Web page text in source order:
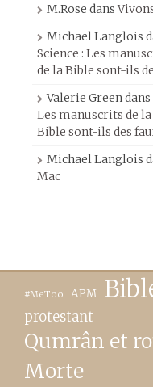
M.Rose dans
Michael Langlois
Science : Les
de la Bible sont-ils
Valerie Greendans
Les manuscrits de
Bible sont-ils des
Michael Langlois
Mac
#MeToo APM
protestant
Qumrân et
Morte